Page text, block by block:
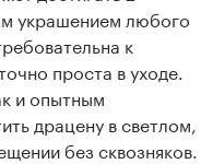
украшением любого
к
проста в уходе.
и опытным
драцену в светлом,
без сквозняков.